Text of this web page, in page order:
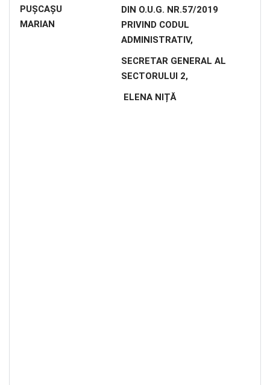
PUŞCAŞU
MARIAN
DIN O.U.G. NR.57/2019
PRIVIND CODUL
ADMINISTRATIV,
SECRETAR GENERAL AL
SECTORULUI 2,
ELENA NIȚĂ